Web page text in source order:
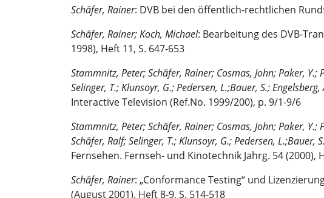
Schäfer, Rainer: DVB bei den öffentlich-rechtlichen
Schäfer, Rainer; Koch, Michael: Bearbeitung des DVB-
1998), Heft 11, S. 647-653
Stammnitz, Peter; Schäfer, Rainer; Cosmas, John; Paker,
Selinger, T.; Klunsoyr, G.; Pedersen, L.;Bauer, S.;
Interactive Television (Ref.No. 1999/200), p. 9/1-9/6
Stammnitz, Peter; Schäfer, Rainer; Cosmas, John; Paker,
Schäfer, Ralf; Selinger, T.; Klunsoyr, G.; Pedersen, L.;Bauer,
Fernsehen. Fernseh- und Kinotechnik Jahrg. 54 (2000),
Schäfer, Rainer: „Conformance Testing“ und
(August 2001), Heft 8-9, S. 514-518